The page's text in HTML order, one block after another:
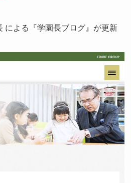
による『学園長ブログ』が更新